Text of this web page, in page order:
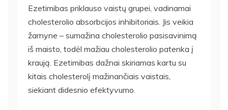
Ezetimibas priklauso vaistų grupei, vadinamai
cholesterolio absorbcijos inhibitoriais. Jis veikia
žarnyne – sumažina cholesterolio pasisavinimą
iš maisto, todėl mažiau cholesterolio patenka į
kraują. Ezetimibas dažnai skiriamas kartu su
kitais cholesterolį mažinančiais vaistais,
siekiant didesnio efektyvumo.